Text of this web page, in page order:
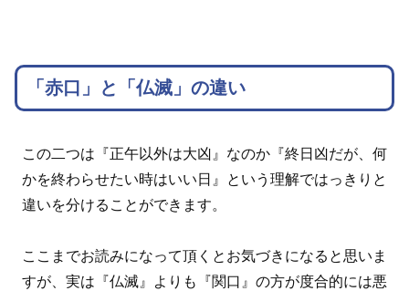
「赤口」と「仏滅」の違い
この二つは『正午以外は大凶』なのか『終日凶だが、何
かを終わらせたい時はいい日』という理解ではっきりと
違いを分けることができます。
ここまでお読みになって頂くとお気づきになると思いま
すが、実は『仏滅』よりも『関口』の方が度合的には悪